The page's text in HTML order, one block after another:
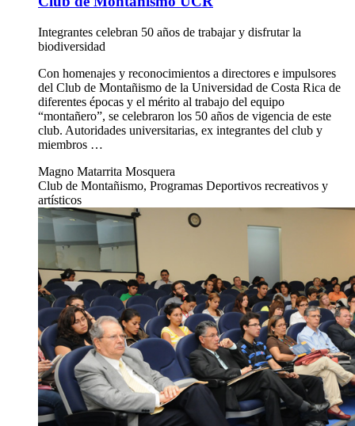
Integrantes celebran 50 años de trabajar y disfrutar la
biodiversidad
Con homenajes y reconocimientos a directores e impulsores
del Club de Montañismo de la Universidad de Costa Rica de
diferentes épocas y el mérito al trabajo del equipo
“montañero”, se celebraron los 50 años de vigencia de este
club. Autoridades universitarias, ex integrantes del club y
miembros …
Magno Matarrita Mosquera
Club de Montañismo, Programas Deportivos recreativos y
artísticos